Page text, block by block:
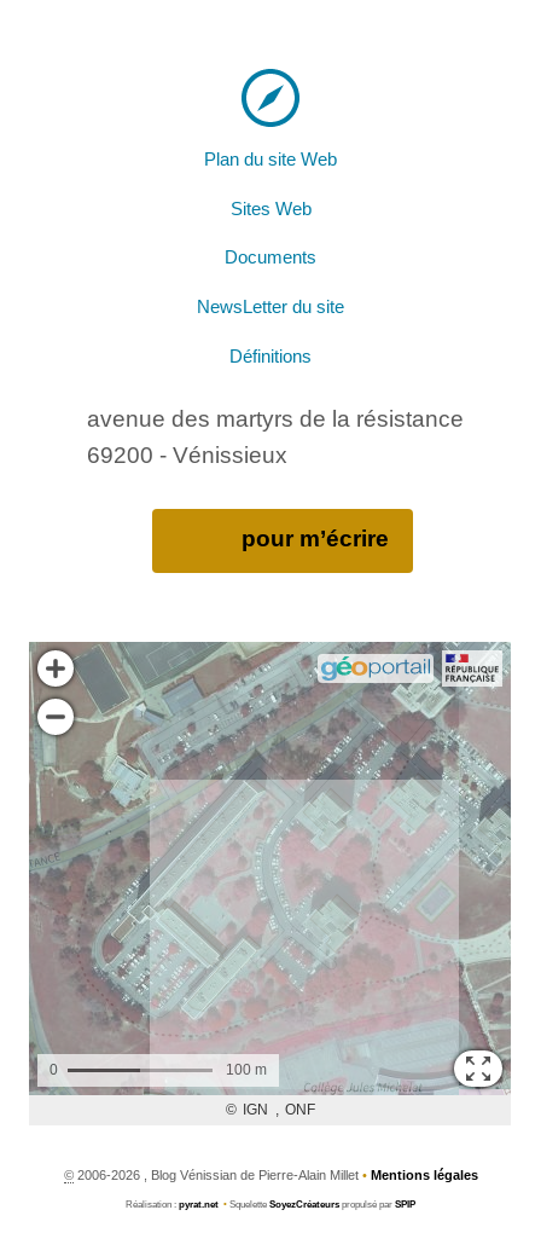
Plan du site Web
Sites Web
Documents
NewsLetter du site
Définitions
avenue des martyrs de la résistance
69200 - Vénissieux
pour m’écrire
©2006-2026 , Blog Vénissian de Pierre-Alain Millet • Mentions légales
Réalisation : pyrat.net • Squelette SoyezCréateurs propulsé par SPIP